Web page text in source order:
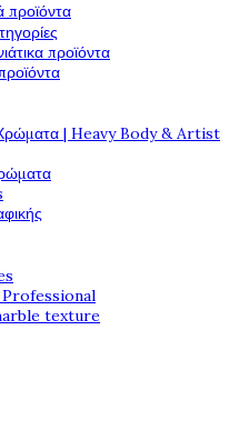
προϊόντα
προϊόντα
Χρώματα | Heavy Body & Artist
texture